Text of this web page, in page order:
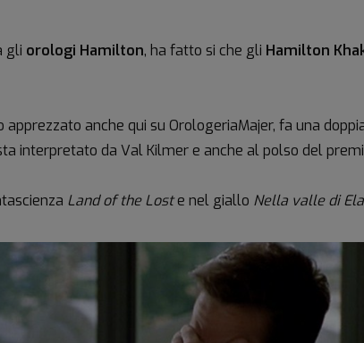
gli orologi Hamilton, ha fatto si che gli Hamilton
apprezzato anche qui su OrologeriaMajer, fa una
interpretato da Val Kilmer e anche al polso del
Land of the Loste nel giallo Nella valle di